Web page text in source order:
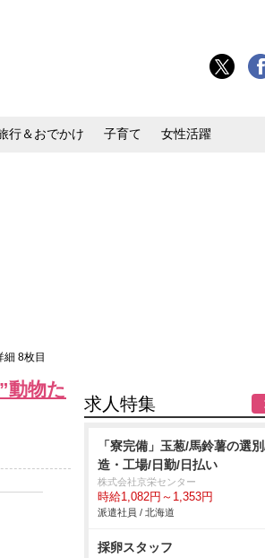
行＆おでかけ 子育て 女性活躍
細 8枚目
動物た
求人特集
「寮完備」玉葱/馬鈴薯の選
造・工場/日勤/日払い
株式会社京栄センター
時給1,082円～1,353円
派遣社員 / 北海道
採卵スタッフ